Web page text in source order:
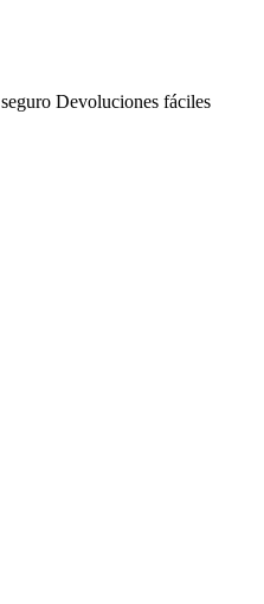
Devoluciones fáciles